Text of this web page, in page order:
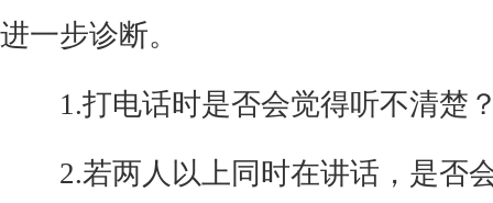
进一步诊断。
1.打电话时是否会觉得听不清楚
2.若两人以上同时在讲话，是否